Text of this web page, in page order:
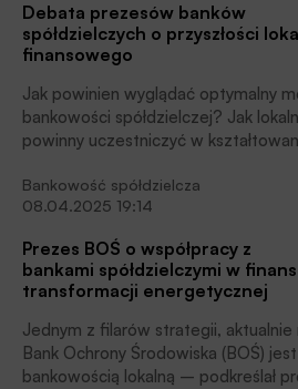
Debata prezesów banków
spółdzielczych o przyszłości
finansowego
Jak powinien wyglądać optymalny
bankowości spółdzielczej? Jak
powinny uczestniczyć w
samym swą przewagę
przedmiotem debaty eksperckiej,
wiceprezesa ZBP, Włodzimierza
Strategicznej Szkoły Polskiego
Spółdzielczej.
Bankowość spółdzielcza
08.04.2025 19:14
Prezes BOŚ o współpracy z
bankami spółdzielczymi w
transformacji energetycznej
Jednym z filarów strategii,
Bank Ochrony Środowiska (BOŚ)
bankowością lokalną – podkreślał